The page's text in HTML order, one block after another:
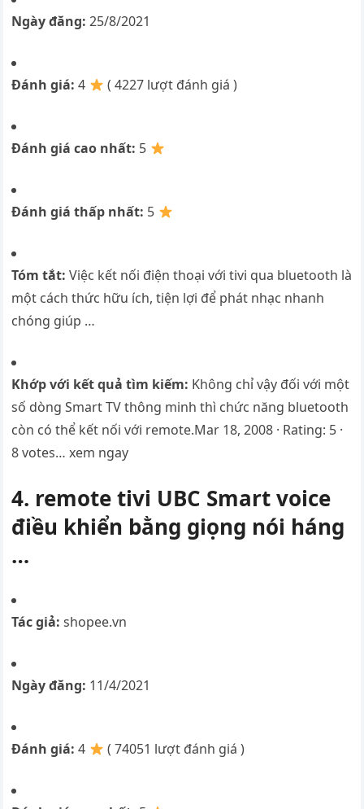
Ngày đăng:25/8/2021
Đánh giá:4 ( 4227 lượt đánh giá )
Đánh giá cao nhất: 5
Đánh giá thấp nhất: 5
Tóm tắt:Việc kết nối điện thoại với tivi qua bluetooth là
một cách thức hữu ích, tiện lợi để phát nhạc nhanh
chóng giúp …
Khớp với kết quả tìm kiếm: Không chỉ vậy đối với một
số dòng Smart TV thông minh thì chức năng bluetooth
còn có thể kết nối với remote.Mar 18, 2008 · Rating: 5 ·
‎8 votes… xem ngay
4. remote tivi UBC Smart voice
điều khiển bằng giọng nói háng
…
Tác giả:shopee.vn
Ngày đăng: 11/4/2021
Đánh giá:4 ( 74051 lượt đánh giá )